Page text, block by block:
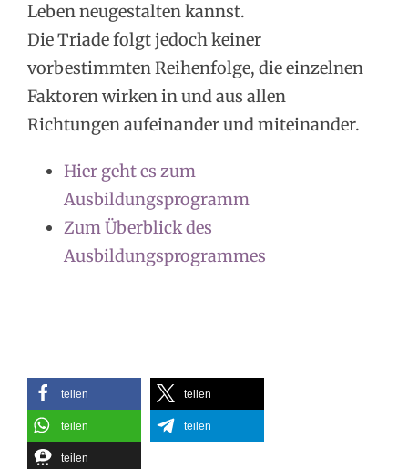
Leben neugestalten kannst.
Die Triade folgt jedoch keiner
vorbestimmten Reihenfolge, die einzelnen
Faktoren wirken in und aus allen
Richtungen aufeinander und miteinander.
Hier geht es zum
Ausbildungsprogramm
Zum Überblick des
Ausbildungsprogrammes
teilen teilen
teilen teilen
teilen